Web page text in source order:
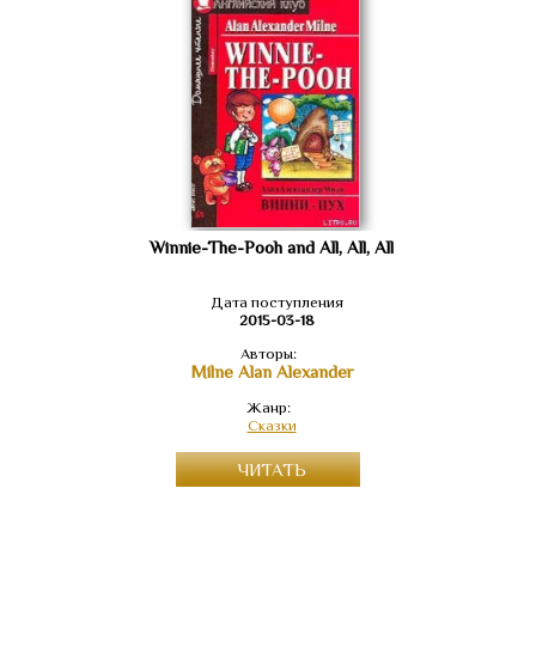
Winnie-The-Pooh and All, All, All
Дата поступления
2015-03-18
Авторы:
Milne Alan Alexander
Жанр:
Сказки
ЧИТАТЬ